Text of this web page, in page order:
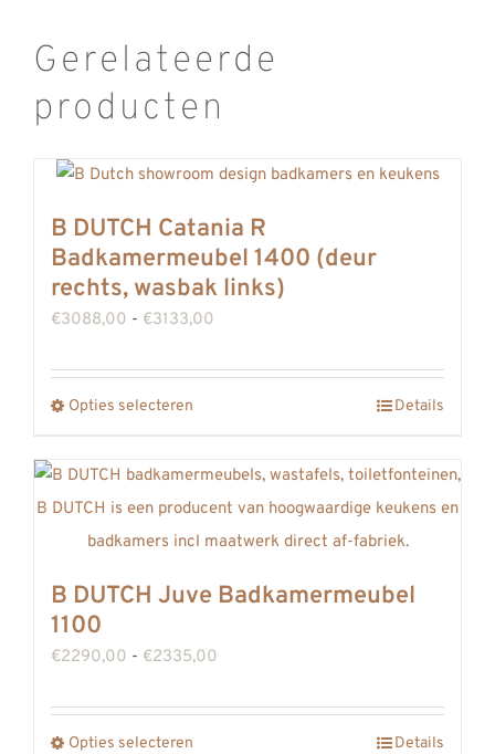
Gerelateerde
producten
B DUTCH Catania R
Badkamermeubel 1400 (deur
rechts, wasbak links)
€3088,00 - €3133,00
tot
Opties selecteren
heeft
meerdere
variaties.
optie
worden
Details
B DUTCH Juve Badkamermeubel
1100
€2290,00 - €2335,00
tot
Opties selecteren Details